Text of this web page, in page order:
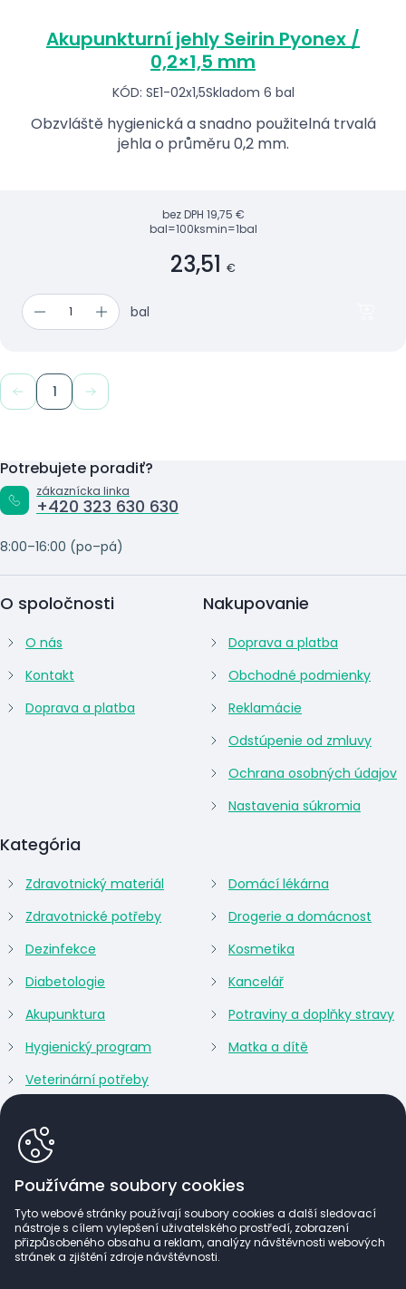
Používáme soubory cookies
Tyto webové stránky používají soubory cookies a další sledovací
nástroje s cílem vylepšení uživatelského prostředí, zobrazení
přizpůsobeného obsahu a reklam, analýzy návštěvnosti webových
stránek a zjištění zdroje návštěvnosti.
Akupunkturní jehly Seirin Pyonex /
0,2×1,5 mm
KÓD: SE1-02x1,5Skladom 6 bal
Obzvláště hygienická a snadno použitelná trvalá
jehla o průměru 0,2 mm.
bez DPH 19,75 €
bal=100ksmin=1bal
23,51 €
bal
1
Potrebujete poradiť?
zákaznícka linka
+420 323 630 630
8:00–16:00 (po–pá)
O spoločnosti
O nás
Kontakt
Doprava a platba
Kategória
Zdravotnický materiál
Zdravotnické potřeby
Dezinfekce
Diabetologie
Akupunktura
Hygienický program
Veterinární potřeby
Domácí lékárna
Drogerie a domácnost
Kosmetika
Kancelář
Potraviny a doplňky stravy
Matka a dítě
Nakupovanie
Doprava a platba
Obchodné podmienky
Reklamácie
Odstúpenie od zmluvy
Ochrana osobných údajov
Nastavenia súkromia